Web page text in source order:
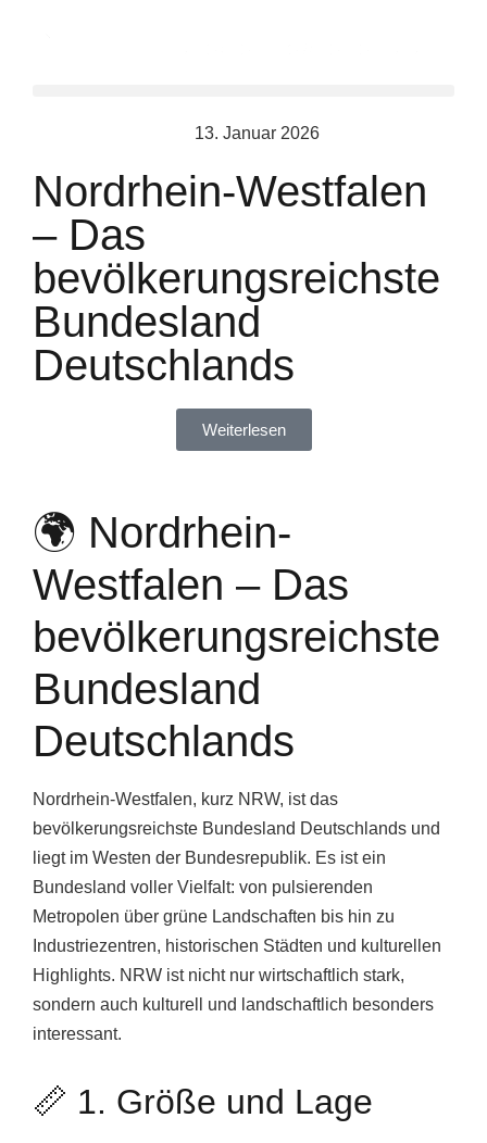
13. Januar 2026
Nordrhein-Westfalen
– Das
bevölkerungsreichste
Bundesland
Deutschlands
Weiterlesen
🌍 Nordrhein-
Westfalen – Das
bevölkerungsreichste
Bundesland
Deutschlands
Nordrhein-Westfalen, kurz NRW, ist das
bevölkerungsreichste Bundesland Deutschlands und
liegt im Westen der Bundesrepublik. Es ist ein
Bundesland voller Vielfalt: von pulsierenden
Metropolen über grüne Landschaften bis hin zu
Industriezentren, historischen Städten und kulturellen
Highlights. NRW ist nicht nur wirtschaftlich stark,
sondern auch kulturell und landschaftlich besonders
interessant.
📏 1. Größe und Lage